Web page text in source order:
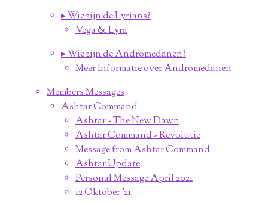
▸ Wie zijn de Lyrians?
Vega & Lyra
▸ Wie zijn de Andromedanen?
Meer Informatie over Andromedanen
Members Messages
Ashtar Command
Ashtar - The New Dawn
Ashtar Command - Revolutie
Message from Ashtar Command
Ashtar Update
Personal Message April 2021
12 Oktober '21